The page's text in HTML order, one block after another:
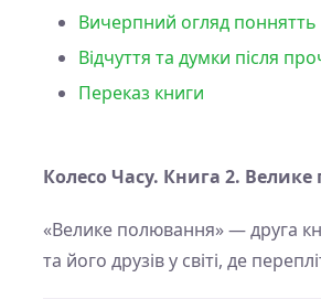
Вичерпний огляд
Відчуття та думки після
Переказ книги
Колесо Часу. Книга 2.
«Велике полювання» — друга
та його друзів у світі, де